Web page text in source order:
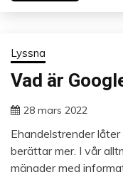
Lyssna
Vad är
28 mars 2022
Ehandelstrender
berättar mer. I vår
mängder med